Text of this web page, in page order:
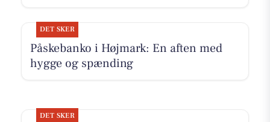
DET SKER
Påskebanko i Højmark: En aften med
hygge og spænding
DET SKER